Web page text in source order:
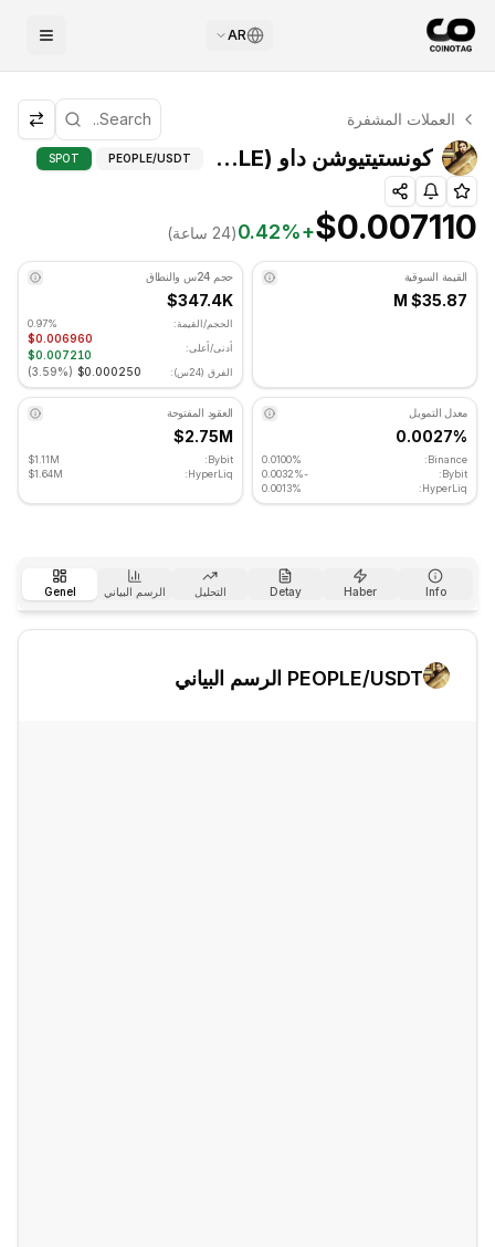
AR
التحليل الفني لـ كونستيتيوشن داو
كونستيتيوشن داو يتم تداوله حاليًا عند $0.007110. مؤشر RSI عند 69.73 في المنطقة المحايدة. الاتجاه اليومي صعودي. مستوى الدعم الرئيسي: $0.00695667, مستوى المقاومة: $0.00720667.
العملات المشفرة
كونستيتيوشن داو (PEOPLE) المؤشرات المتقدمة PEOPLE/USDT
SPOT
$0.007110
+
0.42% (24 ساعة)
القيمة السوقية
$35.87 M
حجم 24س والنطاق
$347.4K
الحجم/القيمة:
0.97%
أدنى/أعلى:
$0.006960
$0.007210
الفرق (24س): $0.000250
(
3.59%
)
معدل التمويل
0.0027%
Binance:
0.0100%
Bybit:
-0.0032%
HyperLiq:
0.0013%
العقود المفتوحة
$2.75M
Bybit:
$1.11M
HyperLiq:
$1.64M
Genel الرسم البياني التحليل Detay Haber Info
PEOPLE/USDT الرسم البياني